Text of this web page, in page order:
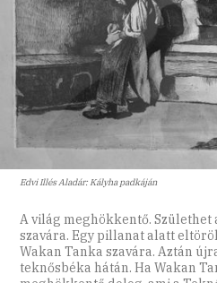
Edvi Illés Aladár: Kályha padkáján
A világ meghökkentő. Születhet
szavára. Egy pillanat alatt
Wakan Tanka szavára. Aztán
teknősbéka hátán. Ha Wakan